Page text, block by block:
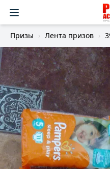
Призы Лента призов